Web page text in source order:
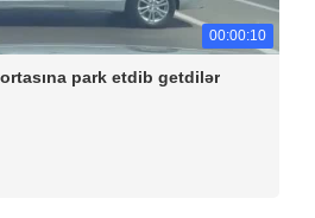
00:00:10
ortasına park etdib getdilər